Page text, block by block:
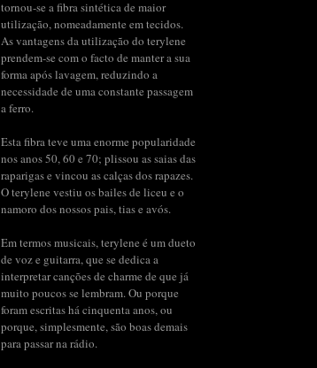
tornou-se a fibra sintética de maior
utilização, nomeadamente em tecidos.
As vantagens da utilização do terylene
prendem-se com o facto de manter a sua
forma após lavagem, reduzindo a
necessidade de uma constante passagem
a ferro.
Esta fibra teve uma enorme popularidade
nos anos 50, 60 e 70; plissou as saias das
raparigas e vincou as calças dos rapazes.
O terylene vestiu os bailes de liceu e o
namoro dos nossos pais, tias e avós.
Em termos musicais, terylene é um dueto
de voz e guitarra, que se dedica a
interpretar canções de charme de que já
muito poucos se lembram. Ou porque
foram escritas há cinquenta anos, ou
porque, simplesmente, são boas demais
para passar na rádio.